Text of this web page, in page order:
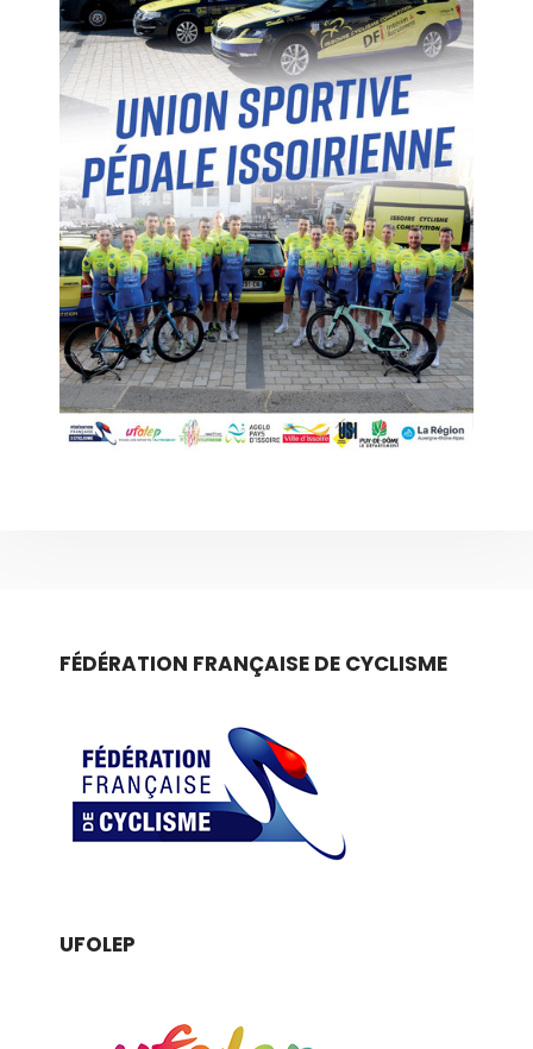
FÉDÉRATION FRANÇAISE DE CYCLISME
UFOLEP